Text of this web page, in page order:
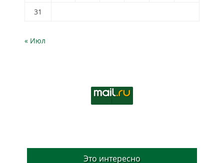
31
« Июл
Это интересно